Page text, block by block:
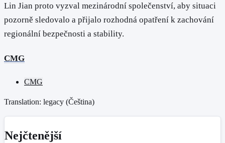
Lin Jian proto vyzval mezinárodní společenství, aby situaci
pozorně sledovalo a přijalo rozhodná opatření k zachování
regionální bezpečnosti a stability.
CMG
CMG
Translation: legacy (Čeština)
Nejčtenější